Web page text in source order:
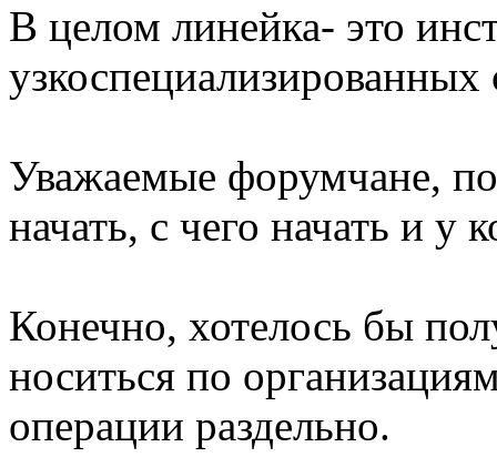
В целом линейка- это
узкоспециализированных
Уважаемые форумчане,
начать, с чего начать и у
Конечно, хотелось бы
носиться по
операции раздельно.